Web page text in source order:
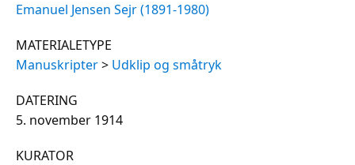
Emanuel Jensen Sejr (1891-1980)
MATERIALETYPE
Manuskripter> Udklip og småtryk
DATERING
5. november 1914
KURATOR